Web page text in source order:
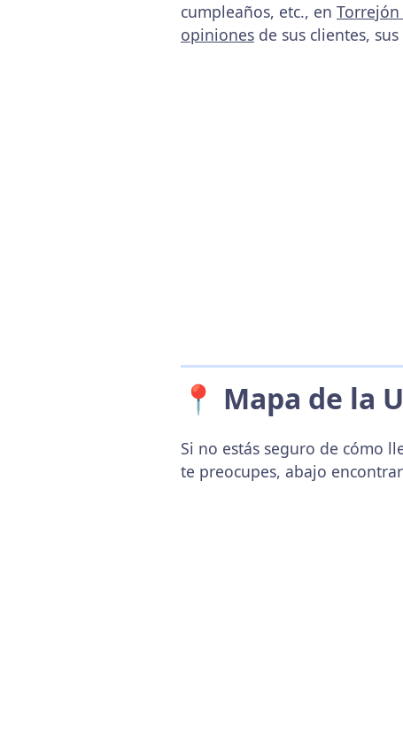
cumpleaños, etc., en
opiniones de sus clientes,
📍 Mapa de la
Si no estás seguro de cómo
te preocupes, abajo